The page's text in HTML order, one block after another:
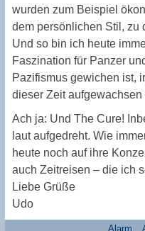
wurden zum Beispiel
dem persönlichen Stil, zu
Und so bin ich heute
Faszination für Panzer
Pazifismus gewichen ist,
dieser Zeit aufgewachsen
Ach ja: Und The Cure!
laut aufgedreht. Wie
heute noch auf ihre
auch Zeitreisen – die ich
Liebe Grüße
Udo
Alarm